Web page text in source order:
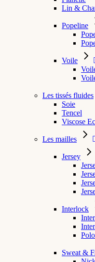
Lin &
Popeline
Voile
Les tissés fluides
Soie
Tencel
Viscose
Les mailles
Jersey
Interlock
Sweat &